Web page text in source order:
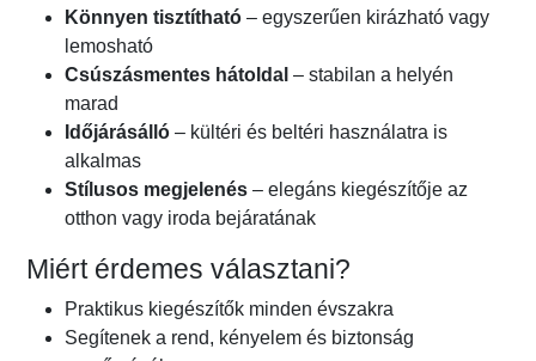
Könnyen tisztítható – egyszerűen kirázható vagy
lemosható
Csúszásmentes hátoldal – stabilan a helyén
marad
Időjárásálló – kültéri és beltéri használatra is
alkalmas
Stílusos megjelenés – elegáns kiegészítője az
otthon vagy iroda bejáratának
Miért érdemes választani?
Praktikus kiegészítők minden évszakra
Segítenek a rend, kényelem és biztonság